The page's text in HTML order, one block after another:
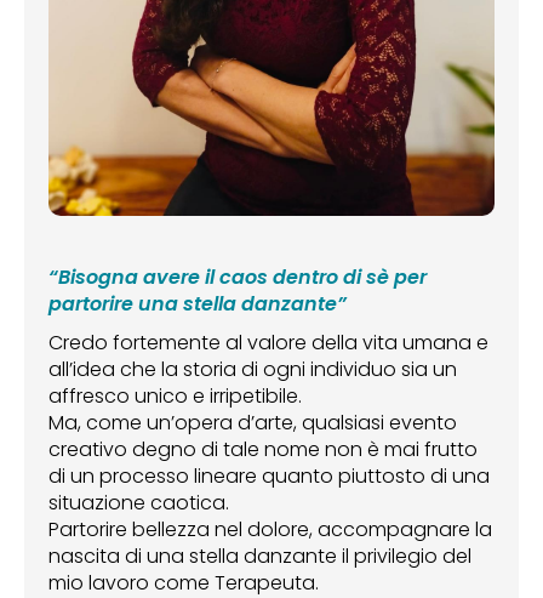
“Bisogna avere il caos dentro di sè per
partorire una stella danzante”
Credo fortemente al valore della vita umana e
all’idea che la storia di ogni individuo sia un
affresco unico e irripetibile.
Ma, come un’opera d’arte, qualsiasi evento
creativo degno di tale nome non è mai frutto
di un processo lineare quanto piuttosto di una
situazione caotica.
Partorire bellezza nel dolore, accompagnare la
nascita di una stella danzante il privilegio del
mio lavoro come Terapeuta.